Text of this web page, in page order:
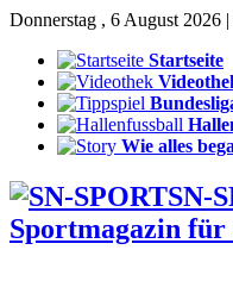
Donnerstag , 6 August 2026
Startseite
Wie alles
SN-
Sportmagazin